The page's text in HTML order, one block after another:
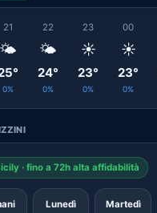
21
🌤️
0%
22
🌤️
24°
0%
23
☀️
23°
0%
00
☀️
23°
0%
· fino a 72h alta affidabilità
Lunedì Martedì